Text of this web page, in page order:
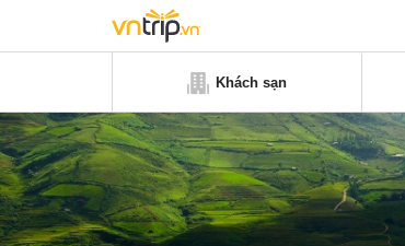
Khách sạn